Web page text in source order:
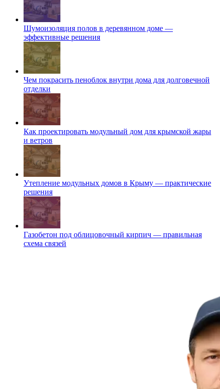
Шумоизоляция полов в деревянном доме —
эффективные решения
Чем покрасить пеноблок внутри дома для долговечной
отделки
Как проектировать модульный дом для крымской жары
и ветров
Утепление модульных домов в Крыму — практические
решения
Газобетон под облицовочный кирпич — правильная
схема связей